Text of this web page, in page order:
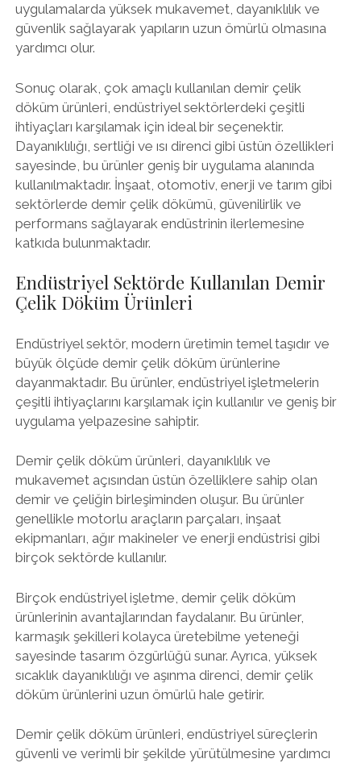
uygulamalarda yüksek mukavemet, dayanıklılık ve
güvenlik sağlayarak yapıların uzun ömürlü olmasına
yardımcı olur.
Sonuç olarak, çok amaçlı kullanılan demir çelik
döküm ürünleri, endüstriyel sektörlerdeki çeşitli
ihtiyaçları karşılamak için ideal bir seçenektir.
Dayanıklılığı, sertliği ve ısı direnci gibi üstün özellikleri
sayesinde, bu ürünler geniş bir uygulama alanında
kullanılmaktadır. İnşaat, otomotiv, enerji ve tarım gibi
sektörlerde demir çelik dökümü, güvenilirlik ve
performans sağlayarak endüstrinin ilerlemesine
katkıda bulunmaktadır.
Endüstriyel Sektörde Kullanılan Demir
Çelik Döküm Ürünleri
Endüstriyel sektör, modern üretimin temel taşıdır ve
büyük ölçüde demir çelik döküm ürünlerine
dayanmaktadır. Bu ürünler, endüstriyel işletmelerin
çeşitli ihtiyaçlarını karşılamak için kullanılır ve geniş bir
uygulama yelpazesine sahiptir.
Demir çelik döküm ürünleri, dayanıklılık ve
mukavemet açısından üstün özelliklere sahip olan
demir ve çeliğin birleşiminden oluşur. Bu ürünler
genellikle motorlu araçların parçaları, inşaat
ekipmanları, ağır makineler ve enerji endüstrisi gibi
birçok sektörde kullanılır.
Birçok endüstriyel işletme, demir çelik döküm
ürünlerinin avantajlarından faydalanır. Bu ürünler,
karmaşık şekilleri kolayca üretebilme yeteneği
sayesinde tasarım özgürlüğü sunar. Ayrıca, yüksek
sıcaklık dayanıklılığı ve aşınma direnci, demir çelik
döküm ürünlerini uzun ömürlü hale getirir.
Demir çelik döküm ürünleri, endüstriyel süreçlerin
güvenli ve verimli bir şekilde yürütülmesine yardımcı